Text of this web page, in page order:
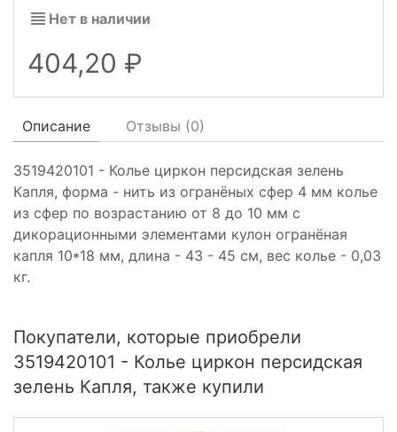
Нет в наличии
404,20
Описание Отзывы (0)
3519420101 - Колье циркон персидская зелень
Капля, форма - нить из огранёных сфер 4 мм колье
из сфер по возрастанию от 8 до 10 мм с
дикорационными элементами кулон огранёная
капля 10*18 мм, длина - 43 - 45 см, вес колье - 0,03
кг.
Покупатели, которые приобрели
3519420101 - Колье циркон персидская
зелень Капля, также купили